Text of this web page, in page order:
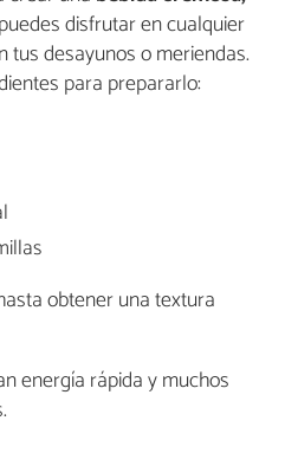
disfrutar en cualquier
tus desayunos o meriendas.
para prepararlo:
obtener una textura
energía rápida y muchos